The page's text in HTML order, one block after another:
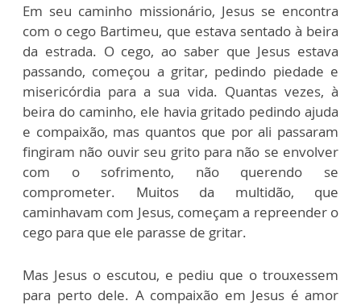
Em seu caminho missionário, Jesus se encontra
com o cego Bartimeu, que estava sentado à beira
da estrada. O cego, ao saber que Jesus estava
passando, começou a gritar, pedindo piedade e
misericórdia para a sua vida. Quantas vezes, à
beira do caminho, ele havia gritado pedindo ajuda
e compaixão, mas quantos que por ali passaram
fingiram não ouvir seu grito para não se envolver
com o sofrimento, não querendo se
comprometer. Muitos da multidão, que
caminhavam com Jesus, começam a repreender o
cego para que ele parasse de gritar.
Mas Jesus o escutou, e pediu que o trouxessem
para perto dele. A compaixão em Jesus é amor